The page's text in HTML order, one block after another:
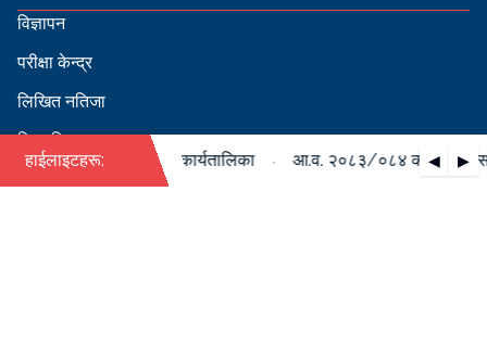
विज्ञापन
परीक्षा केन्द्र
लिखित नतिजा
सिफारिस
हाईलाइटहरू: ◀ ▶
पदपूर्ति सम्बन्धी वार्षिक कार्यतालिका आ.व. २०८३/०८४ को पदपूर्ति